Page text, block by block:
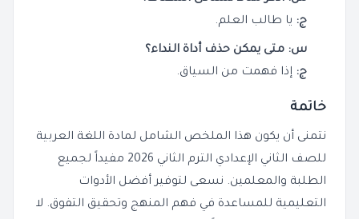
ج: يا طالب العلم.
س: متى يمكن حذف أداة النداء؟
ج: إذا فهمت من السياق.
خاتمة
نتمنى أن يكون هذا الملخص الشامل لمادة اللغة العربية
للصف الثاني الإعدادي الترم الثاني 2026 مفيداً لجميع
الطلبة والمعلمين. نسعى لتوفير أفضل الأدوات
التعليمية للمساعدة في فهم المنهج وتحقيق التفوق. لا